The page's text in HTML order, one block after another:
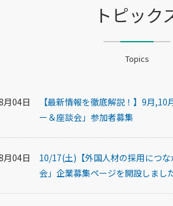
トピック
Topics
月04日
【最新情報を徹底解説！】9月
ー＆座談会」参加者募集
月04日
10/17(土)【外国人材の採用につ
会」企業募集ページを開設しました